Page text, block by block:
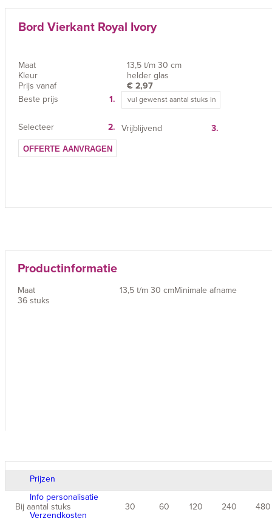
Bord Vierkant Royal Ivory
Maat
13,5 t/m 30 cm
Kleur
helder glas
Prijs vanaf
€ 2,97
Beste prijs
1.
Selecteer 2. Vrijblijvend 3.
OFFERTE AANVRAGEN
Productinformatie
Maat 13,5 t/m 30 cmMinimale afname
36 stuks
Prijzen
Info personalisatie
Verzendkosten
Bij aantal stuks 30 60 120 240 480